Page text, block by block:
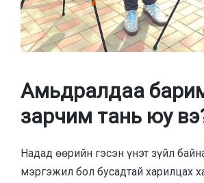
Амьдралдаа
зарчим тань юу
Надад өөрийн гэсэн үнэт зүйл
мэргэжил бол бусадтай харилцах